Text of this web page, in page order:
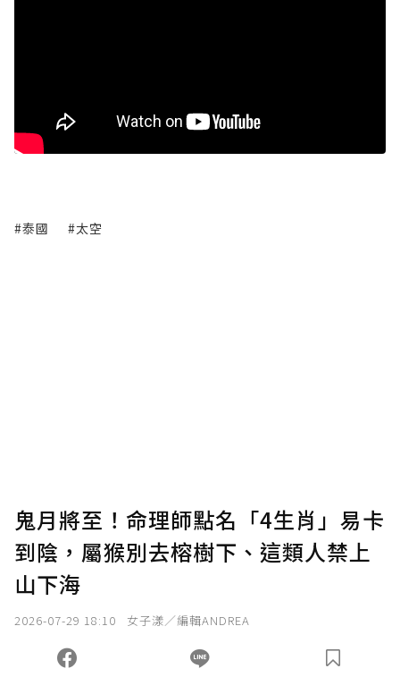
#泰國 #太空
鬼月將至！命理師點名「4生肖」易卡
到陰，屬猴別去榕樹下、這類人禁上
山下海
2026-07-29 18:10 女子漾／編輯ANDREA